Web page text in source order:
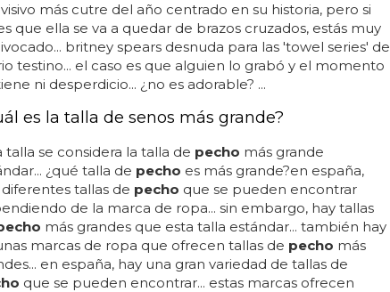
más cutre del año centrado en su historia, pero si
que ella se va a quedar de brazos cruzados, estás muy
britney spears desnuda para las 'towel series' de
testino... el caso es que alguien lo grabó y el momento
ni desperdicio... ¿no es adorable? ...
es la talla de senos más grande?
talla se considera la talla de pecho más grande
¿qué talla de pecho es más grande?en españa,
diferentes tallas de pecho que se pueden encontrar
de la marca de ropa... sin embargo, hay tallas
más grandes que esta talla estándar... también hay
marcas de ropa que ofrecen tallas de pecho más
en españa, hay una gran variedad de tallas de
que se pueden encontrar... estas marcas ofrecen